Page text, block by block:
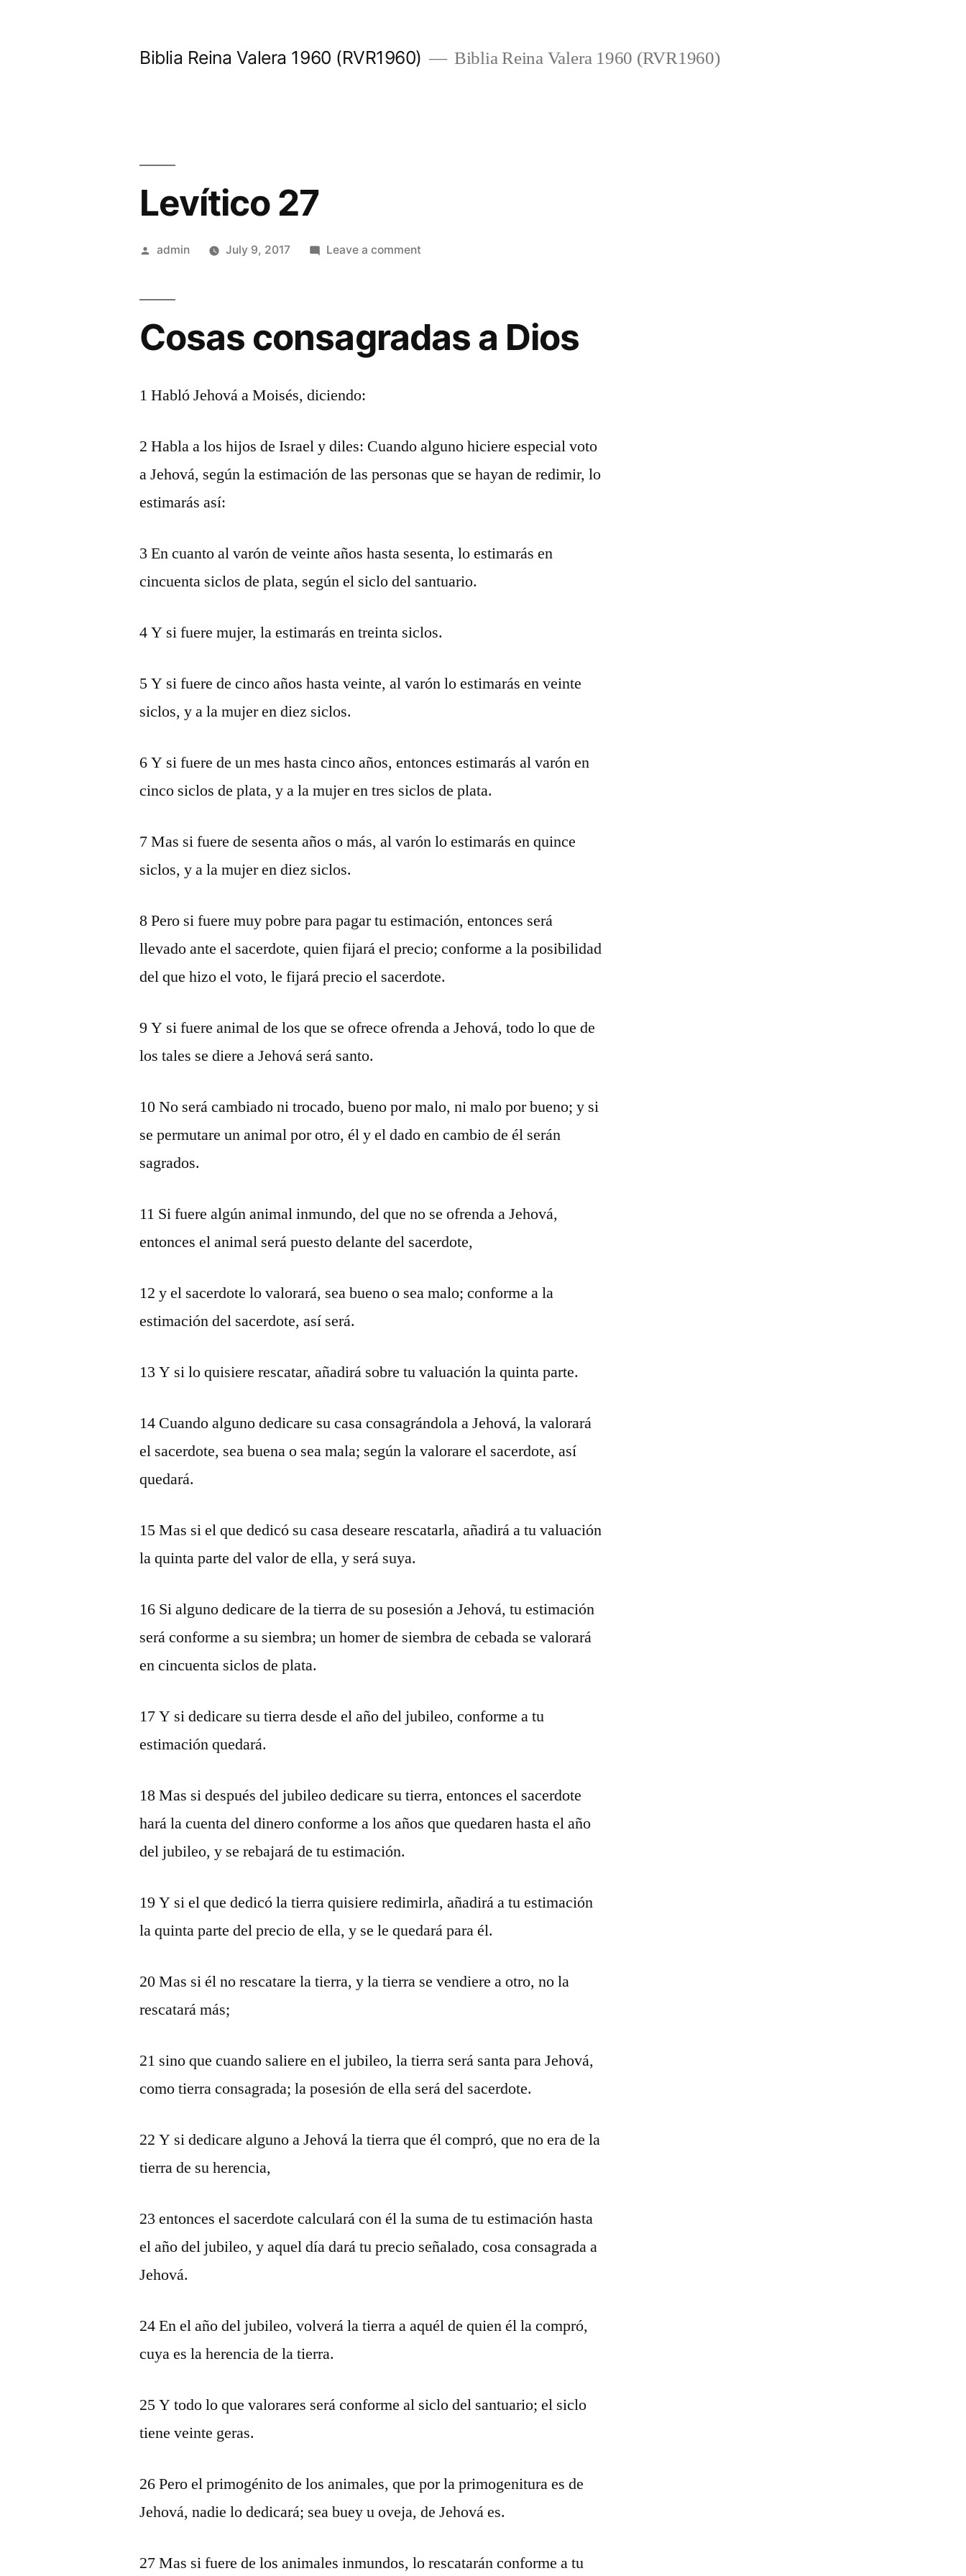
Biblia Reina Valera 1960 (RVR1960) Biblia Reina Valera 1960 (RVR1960)
Levítico 27
Posted
admin July 9, 2017 Leave a commenton
Cosas consagradas a Dios
1 Habló Jehová a Moisés, diciendo:
2 Habla a los hijos de Israel y diles: Cuando alguno hiciere especial voto
a Jehová, según la estimación de las personas que se hayan de redimir, lo
estimarás así:
3 En cuanto al varón de veinte años hasta sesenta, lo estimarás en
cincuenta siclos de plata, según el siclo del santuario.
4 Y si fuere mujer, la estimarás en treinta siclos.
5 Y si fuere de cinco años hasta veinte, al varón lo estimarás en veinte
siclos, y a la mujer en diez siclos.
6 Y si fuere de un mes hasta cinco años, entonces estimarás al varón en
cinco siclos de plata, y a la mujer en tres siclos de plata.
7 Mas si fuere de sesenta años o más, al varón lo estimarás en quince
siclos, y a la mujer en diez siclos.
8 Pero si fuere muy pobre para pagar tu estimación, entonces será
llevado ante el sacerdote, quien fijará el precio; conforme a la posibilidad
del que hizo el voto, le fijará precio el sacerdote.
9 Y si fuere animal de los que se ofrece ofrenda a Jehová, todo lo que de
los tales se diere a Jehová será santo.
10 No será cambiado ni trocado, bueno por malo, ni malo por bueno; y si
se permutare un animal por otro, él y el dado en cambio de él serán
sagrados.
11 Si fuere algún animal inmundo, del que no se ofrenda a Jehová,
entonces el animal será puesto delante del sacerdote,
12 y el sacerdote lo valorará, sea bueno o sea malo; conforme a la
estimación del sacerdote, así será.
13 Y si lo quisiere rescatar, añadirá sobre tu valuación la quinta parte.
14 Cuando alguno dedicare su casa consagrándola a Jehová, la valorará
el sacerdote, sea buena o sea mala; según la valorare el sacerdote, así
quedará.
15 Mas si el que dedicó su casa deseare rescatarla, añadirá a tu valuación
la quinta parte del valor de ella, y será suya.
16 Si alguno dedicare de la tierra de su posesión a Jehová, tu estimación
será conforme a su siembra; un homer de siembra de cebada se valorará
en cincuenta siclos de plata.
17 Y si dedicare su tierra desde el año del jubileo, conforme a tu
estimación quedará.
18 Mas si después del jubileo dedicare su tierra, entonces el sacerdote
hará la cuenta del dinero conforme a los años que quedaren hasta el año
del jubileo, y se rebajará de tu estimación.
19 Y si el que dedicó la tierra quisiere redimirla, añadirá a tu estimación
la quinta parte del precio de ella, y se le quedará para él.
20 Mas si él no rescatare la tierra, y la tierra se vendiere a otro, no la
rescatará más;
21 sino que cuando saliere en el jubileo, la tierra será santa para Jehová,
como tierra consagrada; la posesión de ella será del sacerdote.
22 Y si dedicare alguno a Jehová la tierra que él compró, que no era de la
tierra de su herencia,
23 entonces el sacerdote calculará con él la suma de tu estimación hasta
el año del jubileo, y aquel día dará tu precio señalado, cosa consagrada a
Jehová.
24 En el año del jubileo, volverá la tierra a aquél de quien él la compró,
cuya es la herencia de la tierra.
25 Y todo lo que valorares será conforme al siclo del santuario; el siclo
tiene veinte geras.
26 Pero el primogénito de los animales, que por la primogenitura es de
Jehová, nadie lo dedicará; sea buey u oveja, de Jehová es.
27 Mas si fuere de los animales inmundos, lo rescatarán conforme a tu